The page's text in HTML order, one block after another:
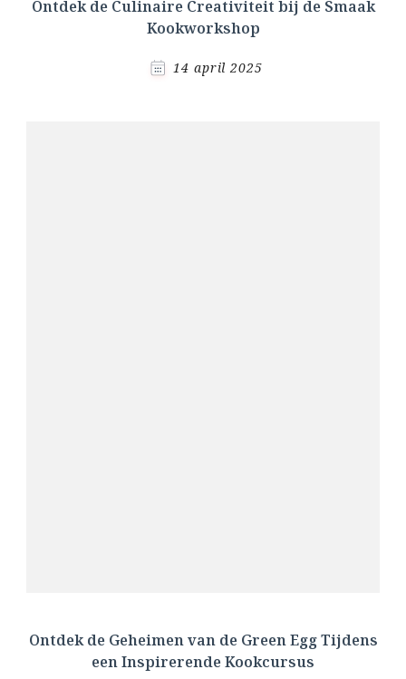
Ontdek de Culinaire Creativiteit bij de Smaak
Kookworkshop
14 april 2025
Ontdek de Geheimen van de Green Egg Tijdens
een Inspirerende Kookcursus